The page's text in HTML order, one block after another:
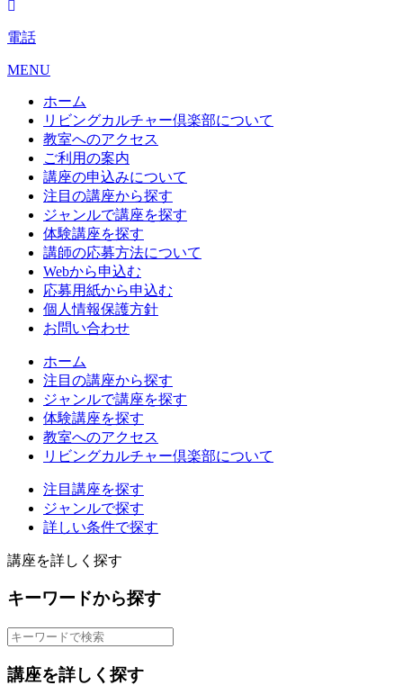
電話
MENU
ホーム
リビングカルチャー倶楽部について
教室へのアクセス
ご利用の案内
講座の申込みについて
注目の講座から探す
ジャンルで講座を探す
体験講座を探す
講師の応募方法について
Webから申込む
応募用紙から申込む
個人情報保護方針
お問い合わせ
ホーム
注目の講座から探す
ジャンルで講座を探す
体験講座を探す
教室へのアクセス
リビングカルチャー倶楽部について
注目講座を探す
ジャンルで探す
詳しい条件で探す
講座を詳しく探す
キーワードから探す
講座を詳しく探す